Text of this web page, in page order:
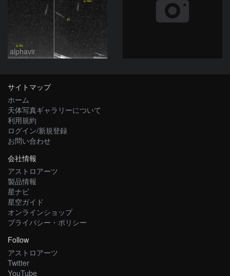
alphavir
サイトマップ
ホーム
天体写真ギャラリーについて
利用規約
ログイン/新規登録
お問い合わせ
会社情報
アストロアーツ
製品情報
星ナビ
星空ガイド
オンラインショップ
プライバシー・ポリシー
Follow
アストロアーツ
Twitter
YouTube